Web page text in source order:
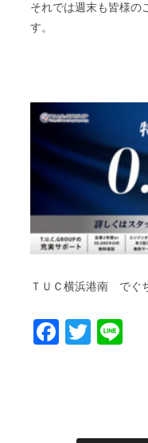
それでは週末も皆様の
す。
ＴＵＣ横浜港南 でぐ